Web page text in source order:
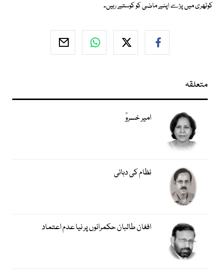
کوٹھری میں پڑے اپنے ماضی کو کوستے رہیں۔
متعلقہ
امیر خسروؒ
نظام کی دہائی
افغان طالبان حکمرانوں پر نیا عدم اعتماد